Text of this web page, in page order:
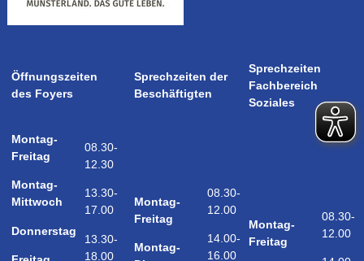
Öffnungszeiten
des Foyers
Sprechzeiten der
Beschäftigten
Sprechzeiten
Fachbereich
Soziales
Montag-
Freitag
Montag-
Mittwoch
Donnerstag
08.30-
12.30
13.30-
17.00
13.30-
18.00
Montag-
Freitag
Montag-
08.30-
12.00
14.00-
16.00
Montag-
Freitag
08.30-
12.00